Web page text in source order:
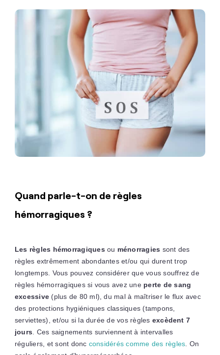
Quand parle-t-on de règles
hémorragiques ?
Les règles hémorragiques ou ménorragies sont des
règles extrêmement abondantes et/ou qui durent trop
longtemps. Vous pouvez considérer que vous souffrez de
règles hémorragiques si vous avez une perte de sang
excessive (plus de 80 ml), du mal à maîtriser le flux avec
des protections hygiéniques classiques (tampons,
serviettes), et/ou si la durée de vos règles excèdent 7
jours . Ces saignements surviennent à intervalles
réguliers, et sont donc considérés comme des règles . On